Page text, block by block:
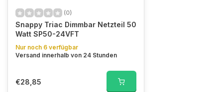
(0)
Snappy Triac Dimmbar Netzteil 50
Watt SP50-24VFT
Nur noch 6 verfügbar
Versand innerhalb von 24 Stunden
€28,85